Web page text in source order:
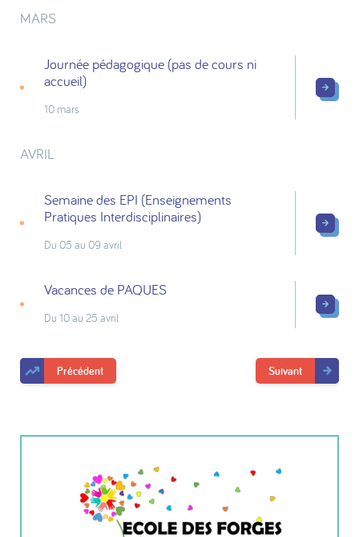
MARS
Journée pédagogique (pas de cours ni
accueil)
10 mars
AVRIL
Semaine des EPI (Enseignements
Pratiques Interdisciplinaires)
Du 05 au 09 avril
Vacances de PAQUES
Du 10 au 25 avril
Précédent Suivant